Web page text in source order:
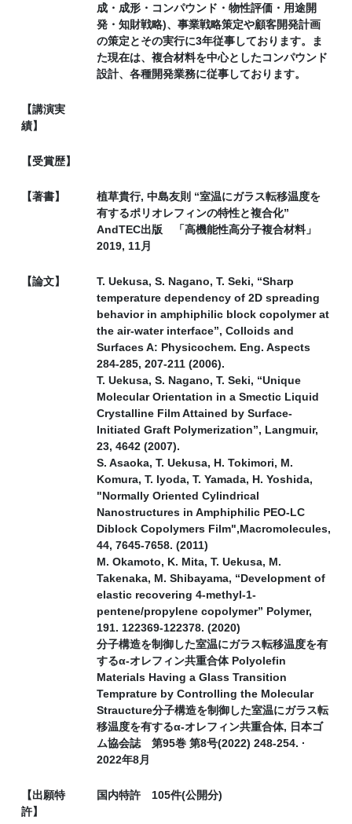
成・成形・コンパウンド・物性評価・用途開
発・知財戦略)、事業戦略策定や顧客開発計画
の策定とその実行に3年従事しております。ま
た現在は、複合材料を中心としたコンパウンド
設計、各種開発業務に従事しております。
【講演実
績】
【受賞歴】
【著書】
植草貴行, 中島友則 “室温にガラス転移温度を
有するポリオレフィンの特性と複合化”
AndTEC出版 「高機能性高分子複合材料」
2019, 11月
【論文】
T. Uekusa, S. Nagano, T. Seki, “Sharp
temperature dependency of 2D spreading
behavior in amphiphilic block copolymer at
the air-water interface”, Colloids and
Surfaces A: Physicochem. Eng. Aspects
284-285, 207-211 (2006).
T. Uekusa, S. Nagano, T. Seki, “Unique
Molecular Orientation in a Smectic Liquid
Crystalline Film Attained by Surface-
Initiated Graft Polymerization”, Langmuir,
23, 4642 (2007).
S. Asaoka, T. Uekusa, H. Tokimori, M.
Komura, T. Iyoda, T. Yamada, H. Yoshida,
"Normally Oriented Cylindrical
Nanostructures in Amphiphilic PEO-LC
Diblock Copolymers Film",Macromolecules,
44, 7645-7658. (2011)
M. Okamoto, K. Mita, T. Uekusa, M.
Takenaka, M. Shibayama, “Development of
elastic recovering 4-methyl-1-
pentene/propylene copolymer” Polymer,
191. 122369-122378. (2020)
分子構造を制御した室温にガラス転移温度を有
するα-オレフィン共重合体 Polyolefin
Materials Having a Glass Transition
Temprature by Controlling the Molecular
Straucture分子構造を制御した室温にガラス転
移温度を有するα-オレフィン共重合体, 日本ゴ
ム協会誌 第95巻 第8号(2022) 248-254. ·
2022年8月
【出願特
許】
国内特許 105件(公開分)